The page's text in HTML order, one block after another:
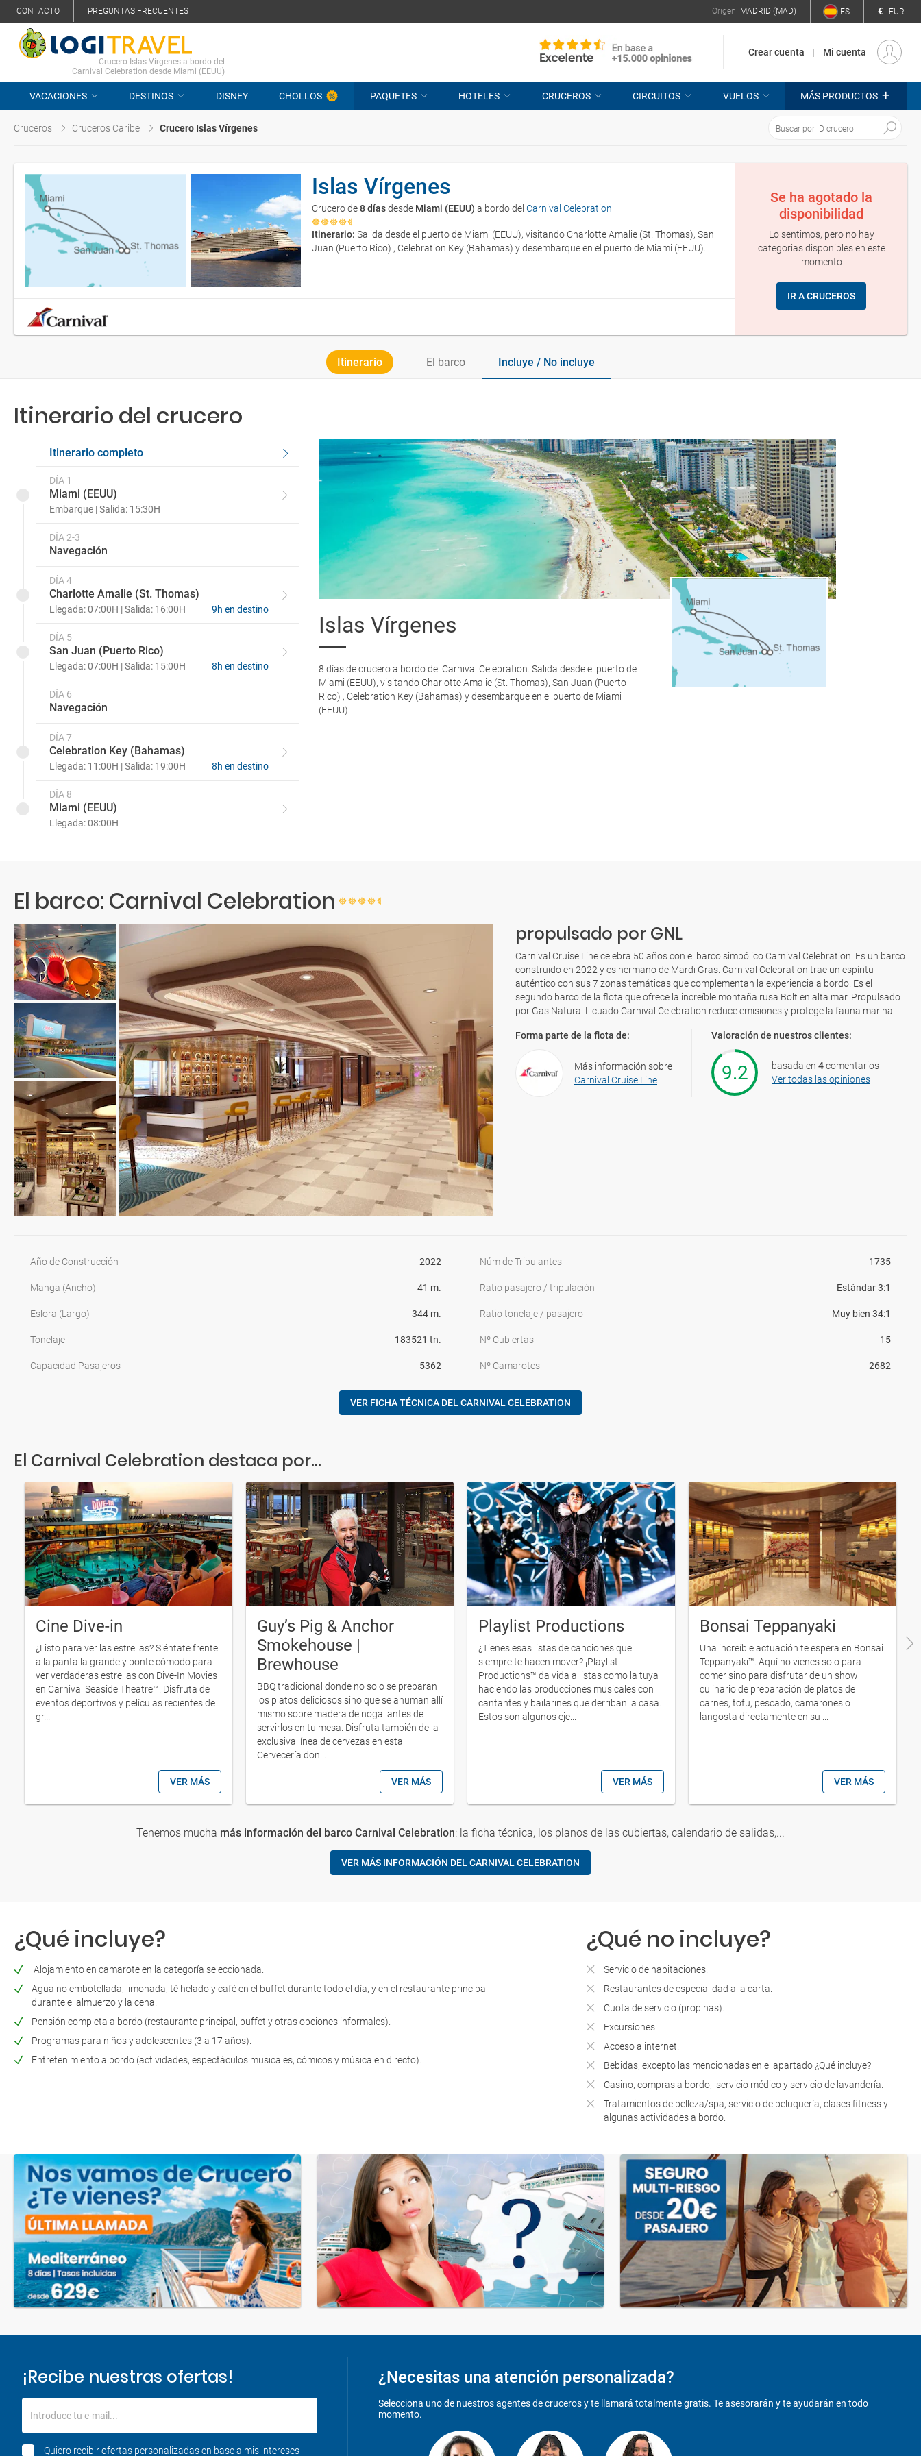
CONTACTO PREGUNTAS FRECUENTES Origen MADRID (MAD) ES € EUR
Crucero Islas Vírgenes a bordo del
Carnival Celebration desde Miami (EEUU)
Crear cuenta Mi cuenta
VACACIONES DESTINOS DISNEY CHOLLOS PAQUETES HOTELES CRUCEROS CIRCUITOS VUELOS MÁS PRODUCTOS +
Cruceros Cruceros Caribe Crucero Islas Vírgenes
Islas Vírgenes
Crucero de8 díasdesde Miami (EEUU) a bordo del Carnival Celebration
Itinerario: Salida desde el puerto de Miami (EEUU), visitando Charlotte Amalie (St. Thomas), San
Juan (Puerto Rico) , Celebration Key (Bahamas) y desembarque en el puerto de Miami (EEUU).
Se ha agotado la
disponibilidad
Lo sentimos, pero no hay
categorias disponibles en este
momento
IR A CRUCEROS
Itinerario El barco Incluye / No incluye
Itinerario del crucero
Itinerario completo
DÍA 1
Miami (EEUU)
Embarque | Salida: 15:30H
DÍA 2-3
Navegación
DÍA 4
Charlotte Amalie (St. Thomas)
Llegada: 07:00H | Salida: 16:00H 9h en destino
DÍA 5
San Juan (Puerto Rico)
Llegada: 07:00H | Salida: 15:00H 8h en destino
DÍA 6
Navegación
DÍA 7
Celebration Key (Bahamas)
Llegada: 11:00H | Salida: 19:00H 8h en destino
DÍA 8
Miami (EEUU)
Llegada: 08:00H
Islas Vírgenes
8 días de crucero a bordo del Carnival Celebration. Salida desde el puerto de
Miami (EEUU), visitando Charlotte Amalie (St. Thomas), San Juan (Puerto
Rico) , Celebration Key (Bahamas) y desembarque en el puerto de Miami
(EEUU).
El barco: Carnival Celebration
propulsado por GNL
Carnival Cruise Line celebra 50 años con el barco simbólico Carnival Celebration. Es un barco
construido en 2022 y es hermano de Mardi Gras. Carnival Celebration trae un espíritu
auténtico con sus 7 zonas temáticas que complementan la experiencia a bordo. Es el
segundo barco de la flota que ofrece la increíble montaña rusa Bolt en alta mar. Propulsado
por Gas Natural Licuado Carnival Celebration reduce emisiones y protege la fauna marina.
Forma parte de la flota de:
Más información sobre
Carnival Cruise Line
Valoración de nuestros clientes:
9.2 basada en 4comentarios
Ver todas las opiniones
Año de Construcción 2022
Manga (Ancho) 41 m.
Eslora (Largo) 344 m.
Tonelaje 183521 tn.
Capacidad Pasajeros 5362
Núm de Tripulantes 1735
Ratio pasajero / tripulación Estándar 3:1
Ratio tonelaje / pasajero Muy bien 34:1
Nº Cubiertas 15
Nº Camarotes 2682
VER FICHA TÉCNICA DEL CARNIVAL CELEBRATION
El Carnival Celebration destaca por...
Cine Dive-in
¿Listo para ver las estrellas? Siéntate frente
a la pantalla grande y ponte cómodo para
ver verdaderas estrellas con Dive-In Movies
en Carnival Seaside Theatre™. Disfruta de
eventos deportivos y películas recientes de
gr...
VER MÁS
Guy’s Pig & Anchor
Smokehouse |
Brewhouse
BBQ tradicional donde no solo se preparan
los platos deliciosos sino que se ahuman allí
mismo sobre madera de nogal antes de
servirlos en tu mesa. Disfruta también de la
exclusiva línea de cervezas en esta
Cervecería don...
VER MÁS
Playlist Productions
¿Tienes esas listas de canciones que
siempre te hacen mover? ¡Playlist
Productions™ da vida a listas como la tuya
haciendo las producciones musicales con
cantantes y bailarines que derriban la casa.
Estos son algunos eje...
VER MÁS
Bonsai Teppanyaki
Una increíble actuación te espera en Bonsai
Teppanyaki™. Aquí no vienes solo para
comer sino para disfrutar de un show
culinario de preparación de platos de
carnes, tofu, pescado, camarones o
langosta directamente en su ...
VER MÁS
Tenemos mucha más información del barco Carnival Celebration: la ficha técnica, los planos de las cubiertas, calendario de salidas,...
VER MÁS INFORMACIÓN DEL CARNIVAL CELEBRATION
¿Qué incluye?
Alojamiento en camarote en la categoría seleccionada.
Agua no embotellada, limonada, té helado y café en el buffet durante todo el día, y en el restaurante principal
durante el almuerzo y la cena.
Pensión completa a bordo (restaurante principal, buffet y otras opciones informales).
Programas para niños y adolescentes (3 a 17 años).
Entretenimiento a bordo (actividades, espectáculos musicales, cómicos y música en directo).
¿Qué no incluye?
Servicio de habitaciones.
Restaurantes de especialidad a la carta.
Cuota de servicio (propinas).
Excursiones.
Acceso a internet.
Bebidas, excepto las mencionadas en el apartado ¿Qué incluye?
Casino, compras a bordo, servicio médico y servicio de lavandería.
Tratamientos de belleza/spa, servicio de peluquería, clases fitness y
algunas actividades a bordo.
¡Recibe nuestras ofertas!
Introduce tu e-mail...
Quiero recibir ofertas personalizadas en base a mis intereses
¿Necesitas una atención personalizada?
Selecciona uno de nuestros agentes de cruceros y te llamará totalmente gratis. Te asesorarán y te ayudarán en todo
momento.